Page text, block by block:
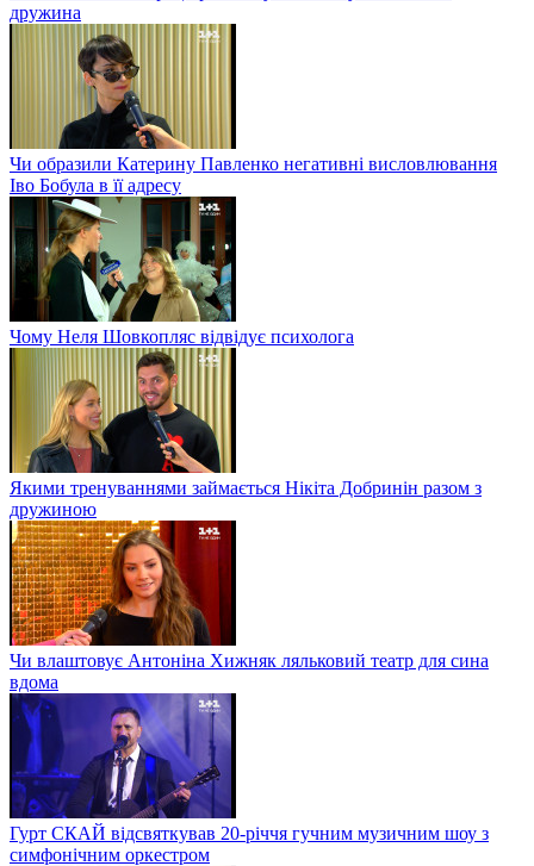
дружина
Чи образили Катерину Павленко негативні висловлювання
Іво Бобула в її адресу
Чому Неля Шовкопляс відвідує психолога
Якими тренуваннями займається Нікіта Добринін разом з
дружиною
Чи влаштовує Антоніна Хижняк ляльковий театр для сина
вдома
Гурт СКАЙ відсвяткував 20-річчя гучним музичним шоу з
симфонічним оркестром